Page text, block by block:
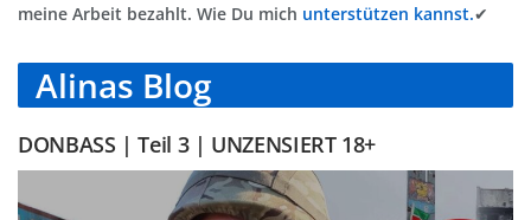
meine Arbeit bezahlt. Wie Du mich unterstützen kannst.✔
Alinas Blog
DONBASS | Teil 3 | UNZENSIERT 18+